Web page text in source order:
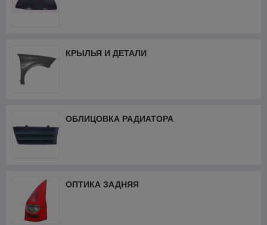
КРЫЛЬЯ И ДЕТАЛИ
ОБЛИЦОВКА РАДИАТОРА
ОПТИКА ЗАДНЯЯ